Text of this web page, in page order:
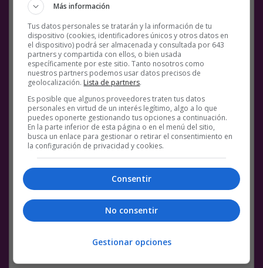
Facebook
Twitter
WhatsApp
Gmail
Meneame
Copy
Link
Más información
Tus datos personales se tratarán y la información de tu
dispositivo (cookies, identificadores únicos y otros datos en
el dispositivo) podrá ser almacenada y consultada por 643
partners y compartida con ellos, o bien usada
específicamente por este sitio. Tanto nosotros como
nuestros partners podemos usar datos precisos de
geolocalización. Lista de partners.
Es posible que algunos proveedores traten tus datos
personales en virtud de un interés legítimo, algo a lo que
puedes oponerte gestionando tus opciones a continuación.
En la parte inferior de esta página o en el menú del sitio,
busca un enlace para gestionar o retirar el consentimiento en
la configuración de privacidad y cookies.
Consentir
No consentir
Gestionar opciones